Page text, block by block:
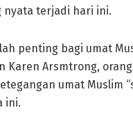
nyata terjadi hari ini.
penting bagi umat
Karen Arsmtrong,
umat Muslim
ini.